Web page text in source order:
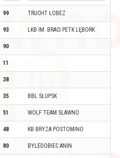
99 TRUCHT ŁOBEZ
93 LKB IM. BRACI PETK LĘBORK
90
11
38
35 BBL SŁUPSK
51 WOLF TEAM SLAWNO
48 KB BRYZA POSTOMINO
80 BYLEDOBIEC ANIN